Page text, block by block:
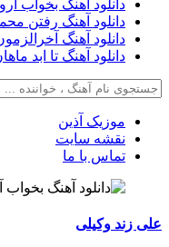
دانلود آهنگ بخواب
دانلود آهنگ رفتن
دانلود آهنگ
دانلود آهنگ تا ابد
موزیک آذین
نقشه سایت
تماس با ما
علی زند وکیلی